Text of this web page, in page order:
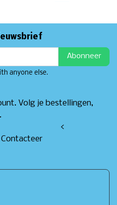
Abonneer
anyone else.
Volg je bestellingen,
<